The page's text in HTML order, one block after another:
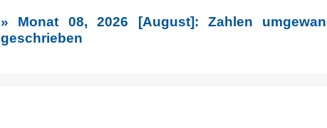
» Monat 08, 2026 [August]: Zahlen
geschrieben